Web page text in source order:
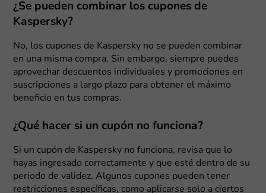
¿Se pueden combinar los cupones de
Kaspersky?
No, los cupones de Kaspersky no se pueden combinar
en una misma compra. Sin embargo, siempre puedes
aprovechar descuentos individuales y promociones en
suscripciones a largo plazo para obtener el máximo
beneficio en tus compras.
¿Qué hacer si un cupón no funciona?
Si un cupón de Kaspersky no funciona, revisa que lo
hayas ingresado correctamente y que esté dentro de su
periodo de validez. Algunos cupones pueden tener
restricciones específicas, como aplicarse solo a ciertos